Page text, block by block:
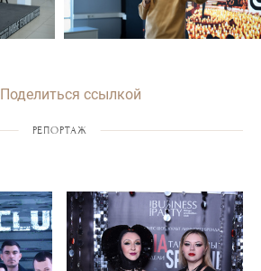
Поделиться ссылкой
РЕПОРТАЖ